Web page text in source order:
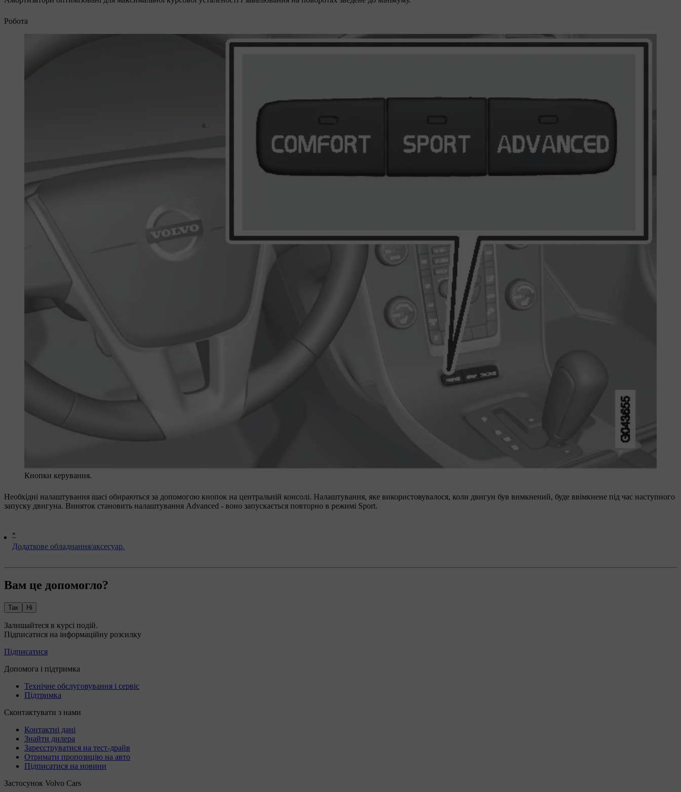
Робота
Кнопки керування.
Необхідні налаштування шасі обираються за допомогою кнопок на центральній консолі. Налаштування, яке використовувалося, коли двигун був вимкнений, буде ввімкнене під час наступного
запуску двигуна. Виняток становить налаштування Advanced - воно запускається повторно в режимі Sport.
*
Додаткове обладнання/аксесуар.
Вам це допомогло?
Так Ні